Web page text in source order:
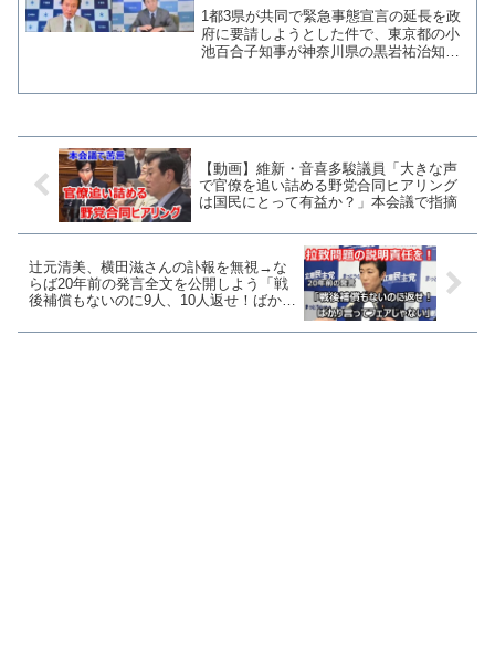
と言ってきたが、森田知事には黒
岩知事が賛成していると言ってい
た」
1都3県が共同で緊急事態宣言の延長を政
府に要請しようとした件で、東京都の小
池百合子知事が神奈川県の黒岩祐治知事
【動画】維新・音喜多駿議員「大きな声
で官僚を追い詰める野党合同ヒアリング
は国民にとって有益か？」本会議で指摘
辻元清美、横田滋さんの訃報を無視→な
らば20年前の発言全文を公開しよう「戦
後補償もないのに9人、10人返せ！ばかり